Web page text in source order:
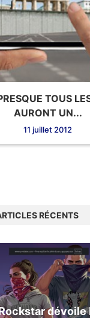
TOUS
AURONT UN...
11 juillet 2012
RÉCENTS
dévoile